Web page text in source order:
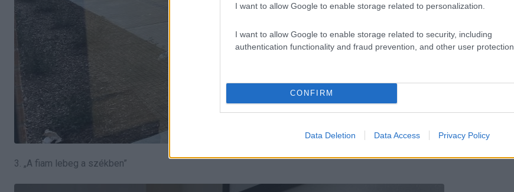
I want to allow Google to enable storage related to personalization.
I want to allow Google to enable storage related to security, including
authentication functionality and fraud prevention, and other user protection.
CONFIRM
Data Deletion Data Access Privacy Policy
3. „A fiam lebeg a székben”